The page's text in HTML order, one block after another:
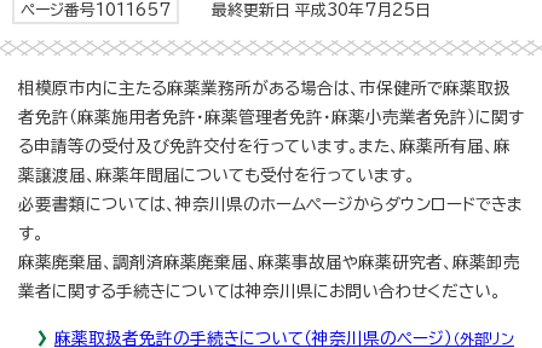
ページ番号1011657 最終更新日 平成30年7月25日
相模原市内に主たる麻薬業務所がある場合は、市保健所で麻薬取扱
者免許（麻薬施用者免許・麻薬管理者免許・麻薬小売業者免許）に関す
る申請等の受付及び免許交付を行っています。また、麻薬所有届、麻
薬譲渡届、麻薬年間届についても受付を行っています。
必要書類については、神奈川県のホームページからダウンロードできま
す。
麻薬廃棄届、調剤済麻薬廃棄届、麻薬事故届や麻薬研究者、麻薬卸売
業者に関する手続きについては神奈川県にお問い合わせください。
麻薬取扱者免許の手続きについて（神奈川県のページ） （外部リン